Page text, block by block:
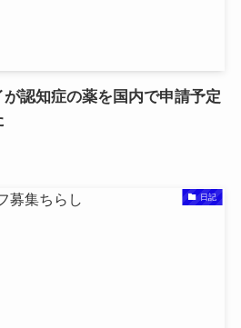
が認知症の薬を国内で申請予定
日記